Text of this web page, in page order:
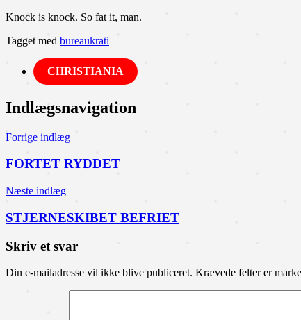
Knock is knock. So fat it, man.
Tagget med bureaukrati
CHRISTIANIA
Indlægsnavigation
Forrige indlæg
FORTET RYDDET
Næste indlæg
STJERNESKIBET BEFRIET
Skriv et svar
Din e-mailadresse vil ikke blive publiceret. Krævede felter er